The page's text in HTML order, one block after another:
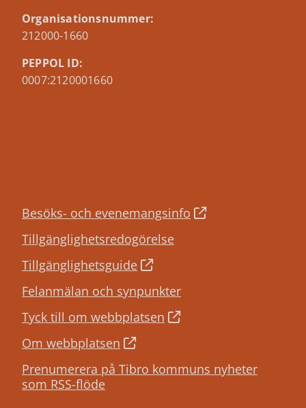
Organisationsnummer:
212000-1660
PEPPOL ID:
0007:2120001660
Besöks- och evenemangsinfo
Tillgänglighetsredogörelse
Tillgänglighetsguide
Felanmälan och synpunkter
Tyck till om webbplatsen
Om webbplatsen
Prenumerera på Tibro kommuns nyheter
som RSS-flöde